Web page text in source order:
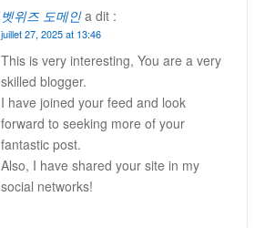
벳위즈 도메인 a dit :
juillet 27, 2025 at 13:46
This is very interesting, You are a very
skilled blogger.
I have joined your feed and look
forward to seeking more of your
fantastic post.
Also, I have shared your site in my
social networks!